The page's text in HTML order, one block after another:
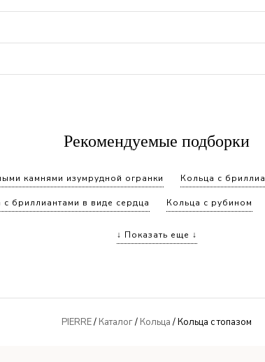
Рекомендуемые подборки
камнями изумрудной огранки Кольца с
с бриллиантами в виде сердца Кольца с рубином
↓ Показать еще ↓
PIERRE/ Каталог/ Кольца/ Кольца с топазом